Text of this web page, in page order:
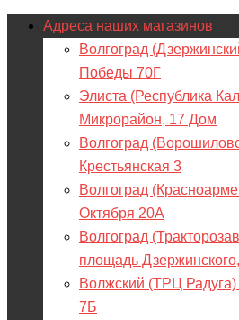
Адреса наших магазинов
Волгоград
Победы 70Г
Элиста (Республика
Микрорайон, 17 Дом
Волгоград
Крестьянская 3
Волгоград
Октября 20А
Волгоград
площадь
Волжский (ТРЦ
7Б